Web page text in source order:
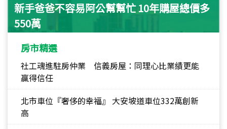
新手爸爸不容易阿公幫幫忙 10年購屋總價多
550萬
房市精選
社工魂進駐房仲業 信義房屋：同理心比業績更能
贏得信任
北市車位『奢侈的幸福』 大安坡道車位332萬創新
高